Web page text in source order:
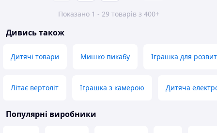
Показано 1 - 29 товарів з 400+
Дивись також
Дитячі товари Мишко пикабу Іграшка для
Літає вертоліт Іграшка з камерою Дитяча
Популярні виробники